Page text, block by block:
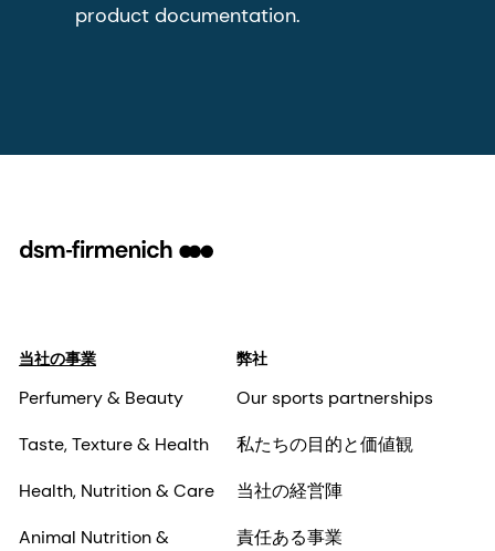
product documentation.
当社の事業
Perfumery & Beauty
Taste, Texture & Health
Health, Nutrition & Care
Animal Nutrition &
弊社
Our sports partnerships
私たちの目的と価値観
当社の経営陣
責任ある事業